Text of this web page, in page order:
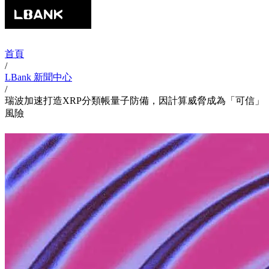
首頁
/
LBank 新聞中心
/
瑞波加速打造XRP分類帳量子防備，因計算威脅成為「可信」
風險